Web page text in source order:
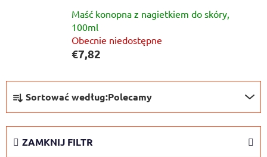
Maść konopna z nagietkiem do skóry,
100ml
Obecnie niedostępne
€7,82
o
r
Sortować według:Polecamy
ZAMKNIJ FILTR